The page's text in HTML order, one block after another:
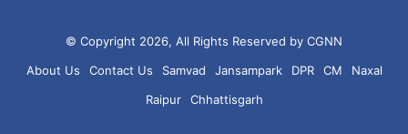
© Copyright 2026, All Rights Reserved by CGNN
About Us
Contact Us Samvad Jansampark DPR CM
Naxal
Raipur
Chhattisgarh